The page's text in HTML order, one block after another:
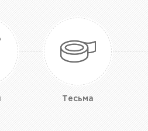
Тесьма